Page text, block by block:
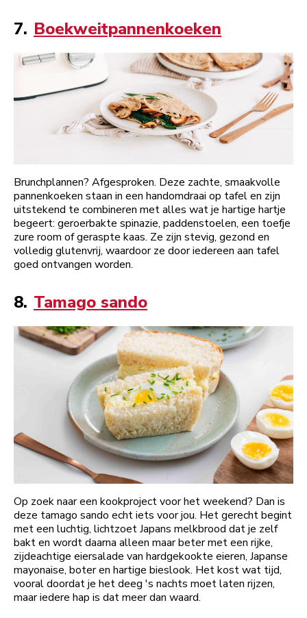
7. Boekweitpannenkoeken
Brunchplannen? Afgesproken. Deze zachte, smaakvolle
pannenkoeken staan in een handomdraai op tafel en zijn
uitstekend te combineren met alles wat je hartige hartje
begeert: geroerbakte spinazie, paddenstoelen, een toefje
zure room of geraspte kaas. Ze zijn stevig, gezond en
volledig glutenvrij, waardoor ze door iedereen aan tafel
goed ontvangen worden.
8. Tamago sando
Op zoek naar een kookproject voor het weekend? Dan is
deze tamago sando echt iets voor jou. Het gerecht begint
met een luchtig, lichtzoet Japans melkbrood dat je zelf
bakt en wordt daarna alleen maar beter met een rijke,
zijdeachtige eiersalade van hardgekookte eieren, Japanse
mayonaise, boter en hartige bieslook. Het kost wat tijd,
vooral doordat je het deeg 's nachts moet laten rijzen,
maar iedere hap is dat meer dan waard.